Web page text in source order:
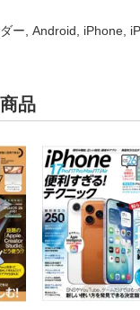
ー, Android, iPhone,
品